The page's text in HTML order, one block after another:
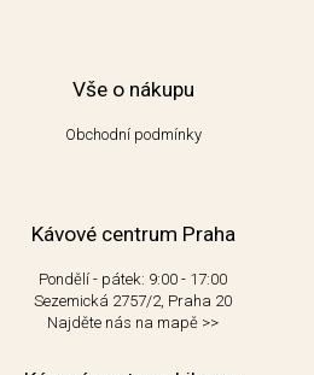
Vše o nákupu
Obchodní podmínky
Kávové centrum Praha
Pondělí - pátek: 9:00 - 17:00
Sezemická 2757/2, Praha 20
Najděte nás na mapě >>